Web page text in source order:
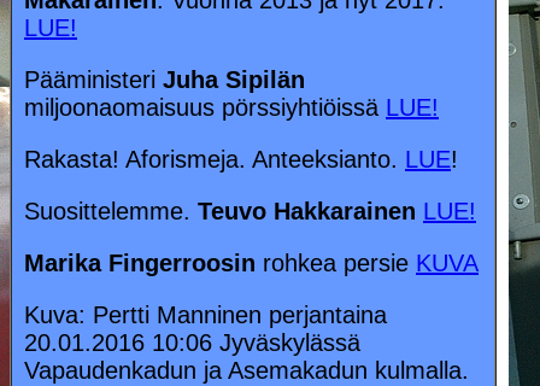
LUE!
Pääministeri Juha Sipilän
miljoonaomaisuus pörssiyhtiöissä LUE!
Rakasta! Aforismeja. Anteeksianto. LUE!
Suosittelemme. Teuvo Hakkarainen LUE!
Marika Fingerroosin rohkea persie KUVA
Kuva: Pertti Manninen perjantaina
20.01.2016 10:06 Jyväskylässä
Vapaudenkadun ja Asemakadun kulmalla.